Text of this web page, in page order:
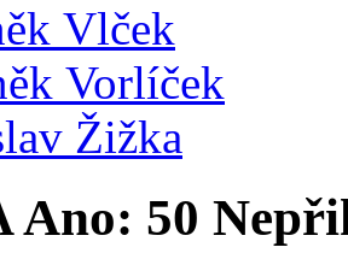
Vlček
Vorlíček
Žižka
Ano: 50